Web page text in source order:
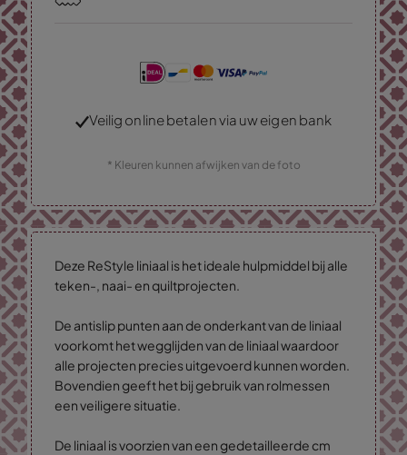
Veilig online betalen via uw eigen bank
* Kleuren kunnen afwijken van de foto
Deze ReStyle liniaal is het ideale hulpmiddel bij alle
teken-, naai- en quiltprojecten.
De antislip punten aan de onderkant van de liniaal
voorkomt het wegglijden van de liniaal waardoor
alle projecten precies uitgevoerd kunnen worden.
Bovendien geeft het bij gebruik van rolmessen
een veiligere situatie.
De liniaal is voorzien van een gedetailleerde cm